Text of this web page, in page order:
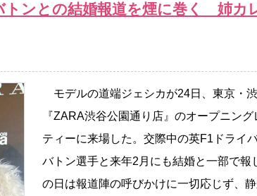
トンとの結婚報道を煙に巻く 姉カ
モデルの道端ジェシカが24日、東京・
『ZARA渋谷公園通り店』のオープニン
ティーに来場した。交際中の英F1ドライ
バトン選手と来年2月にも結婚と一部で報
の日は報道陣の呼びかけに一切応じず、